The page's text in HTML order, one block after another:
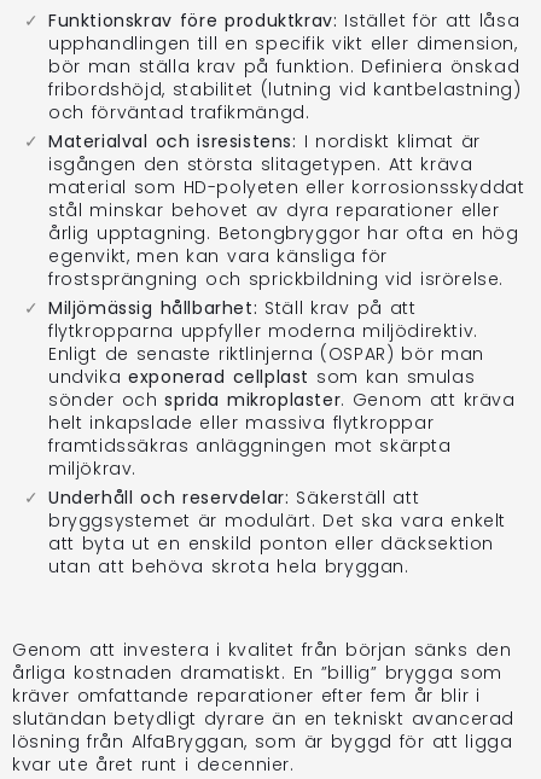
Funktionskrav före produktkrav: Istället för att låsa
upphandlingen till en specifik vikt eller dimension,
bör man ställa krav på funktion. Definiera önskad
fribordshöjd, stabilitet (lutning vid kantbelastning)
och förväntad trafikmängd.
Materialval och isresistens: I nordiskt klimat är
isgången den största slitagetypen. Att kräva
material som HD-polyeten eller korrosionsskyddat
stål minskar behovet av dyra reparationer eller
årlig upptagning. Betongbryggor har ofta en hög
egenvikt, men kan vara känsliga för
frostsprängning och sprickbildning vid isrörelse.
Miljömässig hållbarhet: Ställ krav på att
flytkropparna uppfyller moderna miljödirektiv.
Enligt de senaste riktlinjerna (OSPAR) bör man
undvikaexponerad cellplast som kan smulas
sönder ochsprida mikroplaster. Genom att kräva
helt inkapslade eller massiva flytkroppar
framtidssäkras anläggningen mot skärpta
miljökrav.
Underhåll och reservdelar: Säkerställ att
bryggsystemet är modulärt. Det ska vara enkelt
att byta ut en enskild ponton eller däcksektion
utan att behöva skrota hela bryggan.
Genom att investera i kvalitet från början sänks den
årliga kostnaden dramatiskt. En ”billig” brygga som
kräver omfattande reparationer efter fem år blir i
slutändan betydligt dyrare än en tekniskt avancerad
lösning från AlfaBryggan, som är byggd för att ligga
kvar ute året runt i decennier.